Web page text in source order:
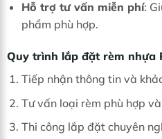
Hỗ trợ tư vấn miễn phí:
phẩm phù hợp.
Quy trình lắp đặt rèm nhựa
Tiếp nhận thông tin và
Tư vấn loại rèm phù hợp
Thi công lắp đặt chuyên